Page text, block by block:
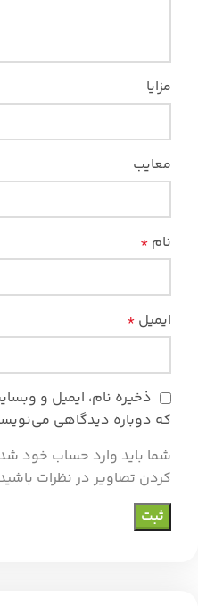
مزایا
معایب
نام *
ایمیل *
ذخیره نام، ایمیل و
که دوباره دیدگاهی
شما باید وارد حساب خود
کردن تصاویر در نظرات